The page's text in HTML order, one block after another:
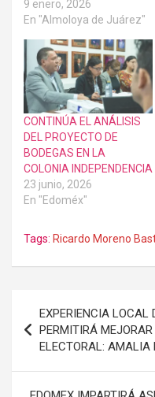
9 enero, 2026
En "Almoloya de Juárez"
CONTINÚA EL ANÁLISIS
DEL PROYECTO DE
BODEGAS EN LA
COLONIA INDEPENDENCIA
23 junio, 2026
En "Edoméx"
Tags: Ricardo Moreno
de
entradas
EXPERIENCIA LOCAL
PERMITIRÁ
ELECTORAL: AMALIA